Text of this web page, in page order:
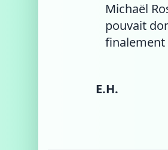
Michaël
pouvait
finalement
E.H.